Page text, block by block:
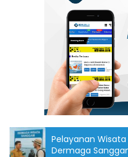
Pelayanan
Dermaga